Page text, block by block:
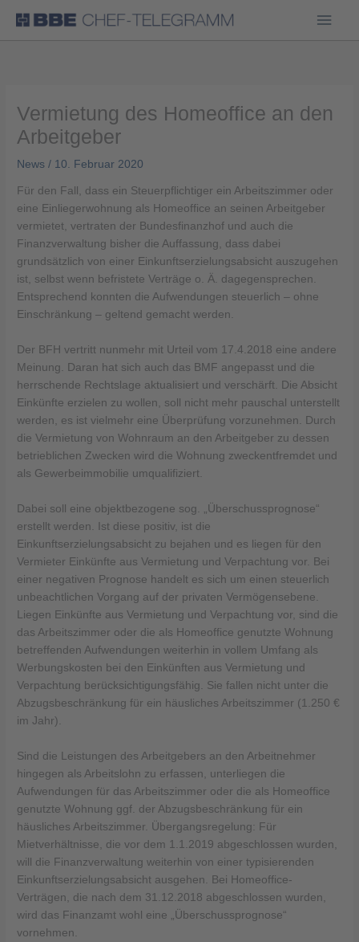
Vermietung des Homeoffice an den
Arbeitgeber
News / 10. Februar 2020
Für den Fall, dass ein Steuerpflichtiger ein Arbeitszimmer oder
eine Einliegerwohnung als Homeoffice an seinen Arbeitgeber
vermietet, vertraten der Bundesfinanzhof und auch die
Finanzverwaltung bisher die Auffassung, dass dabei
grundsätzlich von einer Einkunftserzielungsabsicht auszugehen
ist, selbst wenn befristete Verträge o. Ä. dagegensprechen.
Entsprechend konnten die Aufwendungen steuerlich – ohne
Einschränkung – geltend gemacht werden.
Der BFH vertritt nunmehr mit Urteil vom 17.4.2018 eine andere
Meinung. Daran hat sich auch das BMF angepasst und die
herrschende Rechtslage aktualisiert und verschärft. Die Absicht
Einkünfte erzielen zu wollen, soll nicht mehr pauschal unterstellt
werden, es ist vielmehr eine Überprüfung vorzunehmen. Durch
die Vermietung von Wohnraum an den Arbeitgeber zu dessen
betrieblichen Zwecken wird die Wohnung zweckentfremdet und
als Gewerbeimmobilie umqualifiziert.
Dabei soll eine objektbezogene sog. „Überschussprognose“
erstellt werden. Ist diese positiv, ist die
Einkunftserzielungsabsicht zu bejahen und es liegen für den
Vermieter Einkünfte aus Vermietung und Verpachtung vor. Bei
einer negativen Prognose handelt es sich um einen steuerlich
unbeachtlichen Vorgang auf der privaten Vermögensebene.
Liegen Einkünfte aus Vermietung und Verpachtung vor, sind die
das Arbeitszimmer oder die als Homeoffice genutzte Wohnung
betreffenden Aufwendungen weiterhin in vollem Umfang als
Werbungskosten bei den Einkünften aus Vermietung und
Verpachtung berücksichtigungsfähig. Sie fallen nicht unter die
Abzugsbeschränkung für ein häusliches Arbeitszimmer (1.250 €
im Jahr).
Sind die Leistungen des Arbeitgebers an den Arbeitnehmer
hingegen als Arbeitslohn zu erfassen, unterliegen die
Aufwendungen für das Arbeitszimmer oder die als Homeoffice
genutzte Wohnung ggf. der Abzugsbeschränkung für ein
häusliches Arbeitszimmer. Übergangsregelung: Für
Mietverhältnisse, die vor dem 1.1.2019 abgeschlossen wurden,
will die Finanzverwaltung weiterhin von einer typisierenden
Einkunftserzielungsabsicht ausgehen. Bei Homeoffice-
Verträgen, die nach dem 31.12.2018 abgeschlossen wurden,
wird das Finanzamt wohl eine „Überschussprognose“
vornehmen.